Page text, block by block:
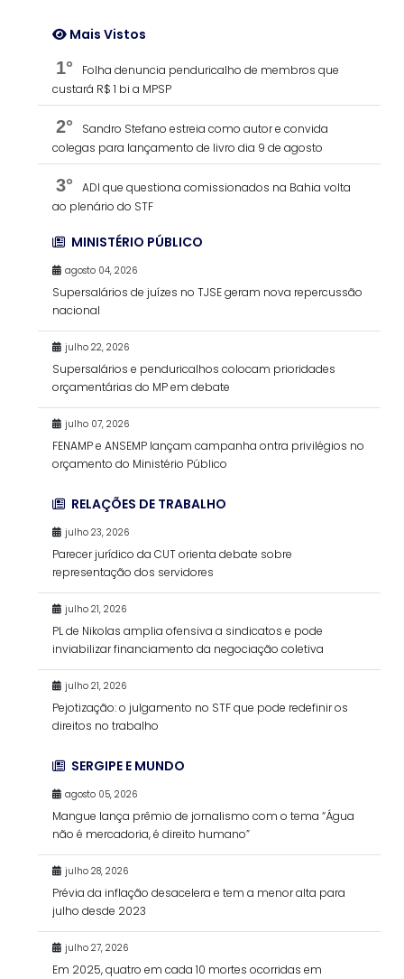
Mais Vistos
1°
Folha denuncia penduricalho de membros que
custará R$ 1 bi a MPSP
2°
Sandro Stefano estreia como autor e convida
colegas para lançamento de livro dia 9 de agosto
3°
ADI que questiona comissionados na Bahia volta
ao plenário do STF
MINISTÉRIO PÚBLICO
agosto 04, 2026
Supersalários de juízes no TJSE geram nova repercussão
nacional
julho 22, 2026
Supersalários e penduricalhos colocam prioridades
orçamentárias do MP em debate
julho 07, 2026
FENAMP e ANSEMP lançam campanha ontra privilégios no
orçamento do Ministério Público
RELAÇÕES DE TRABALHO
julho 23, 2026
Parecer jurídico da CUT orienta debate sobre
representação dos servidores
julho 21, 2026
PL de Nikolas amplia ofensiva a sindicatos e pode
inviabilizar financiamento da negociação coletiva
julho 21, 2026
Pejotização: o julgamento no STF que pode redefinir os
direitos no trabalho
SERGIPE E MUNDO
agosto 05, 2026
Mangue lança prêmio de jornalismo com o tema “Água
não é mercadoria, é direito humano”
julho 28, 2026
Prévia da inflação desacelera e tem a menor alta para
julho desde 2023
julho 27, 2026
Em 2025, quatro em cada 10 mortes ocorridas em